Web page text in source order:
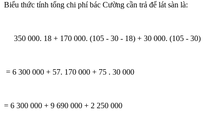
Biểu thức tính tổng chi phí bác Cường cần trả để lát sàn là:
350 000. 18 + 170 000. (105 - 30 - 18) + 30 000. (105 - 30)
= 6 300 000 + 57. 170 000 + 75 . 30 000
= 6 300 000 + 9 690 000 + 2 250 000